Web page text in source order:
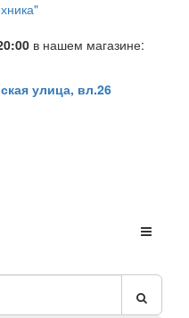
в нашем магазине:
улица, вл.26